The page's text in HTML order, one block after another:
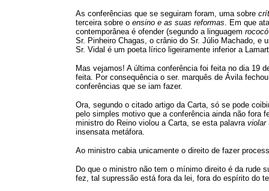
As conferências que se seguiram foram, uma sobre
terceira sobre o ensino e as suas reformas . Em que
contemporânea é ofender (segundo a linguagem rococó
Sr. Pinheiro Chagas, o crânio do Sr. Júlio Machado, e
Sr. Vidal é um poeta lírico ligeiramente inferior a
Mas vejamos! A última conferência foi feita no dia 19
feita. Por consequência o ser. marquês de Ávila
conferências que se iam fazer.
Ora, segundo o citado artigo da Carta, só se pode
pelo simples motivo que a conferência ainda não fora
ministro do Reino violou a Carta, se esta palavra violar
insensata metáfora.
Ao ministro cabia unicamente o direito de fazer
Do que o ministro não tem o mínimo direito é da rude
fez, tal supressão está fora da lei, fora do espírito do